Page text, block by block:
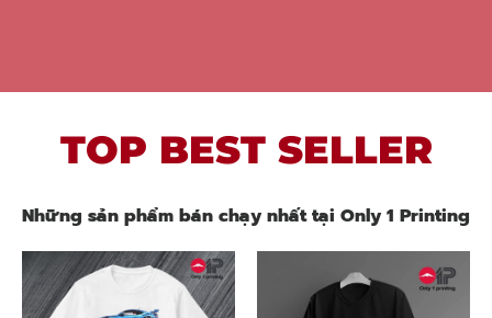
TOP BEST SELLER
Những sản phẩm bán chạy nhất tại Only 1 Printing